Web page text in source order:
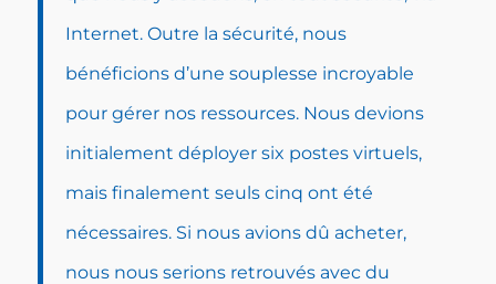
Internet. Outre la sécurité, nous
bénéficions d’une souplesse incroyable
pour gérer nos ressources. Nous devions
initialement déployer six postes virtuels,
mais finalement seuls cinq ont été
nécessaires. Si nous avions dû acheter,
nous nous serions retrouvés avec du